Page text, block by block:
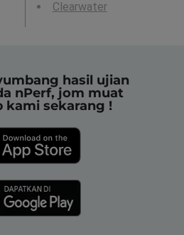
Clearwater
hasil ujian
nPerf, jom muat
kami sekarang !